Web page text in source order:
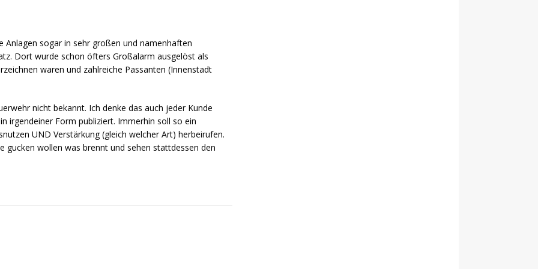
Anlagen sogar in sehr großen und namenhaften
Dort wurde schon öfters Großalarm ausgelöst als
waren und zahlreiche Passanten (Innenstadt
nicht bekannt. Ich denke das auch jeder Kunde
irgendeiner Form publiziert. Immerhin soll so ein
UND Verstärkung (gleich welcher Art) herbeirufen.
gucken wollen was brennt und sehen stattdessen den